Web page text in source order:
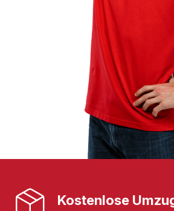
Kostenlose